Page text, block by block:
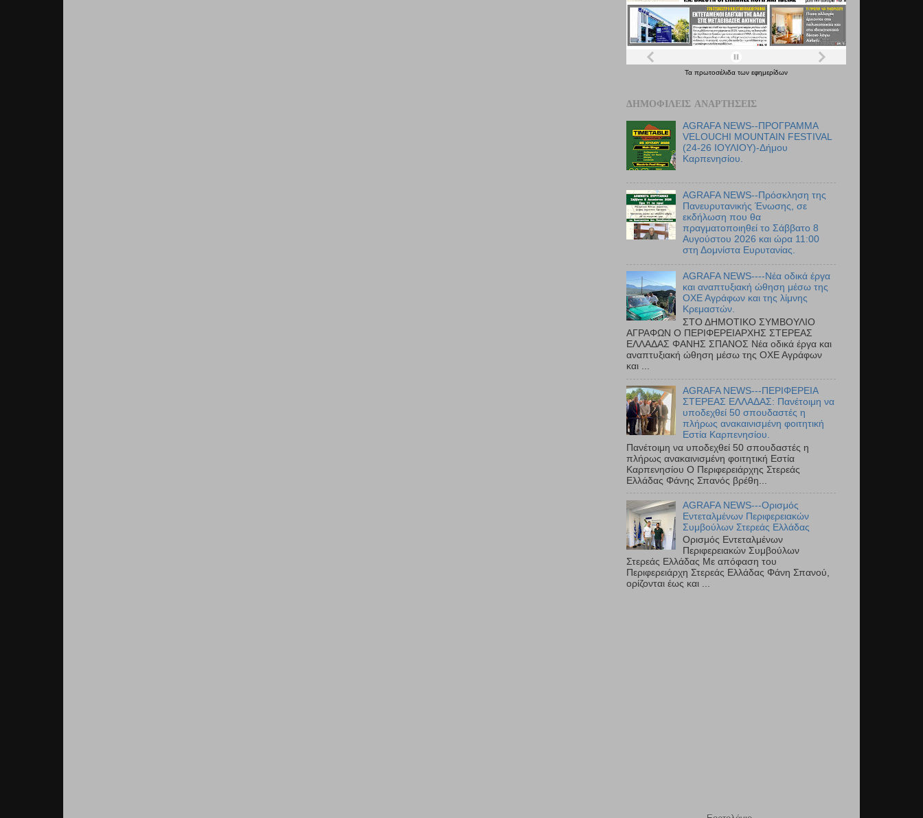
Τα πρωτοσέλιδα των εφημερίδων
ΔΗΜΟΦΙΛΕΊΣ ΑΝΑΡΤΉΣΕΙΣ
AGRAFA NEWS--ΠΡΟΓΡΑΜΜΑ
VELOUCHI MOUNTAIN FESTIVAL
(24-26 ΙΟΥΛΙΟΥ)-Δήμου
Καρπενησίου.
AGRAFA NEWS--Πρόσκληση της
Πανευρυτανικής Ένωσης, σε
εκδήλωση που θα
πραγματοποιηθεί το Σάββατο 8
Αυγούστου 2026 και ώρα 11:00
στη Δομνίστα Ευρυτανίας.
AGRAFA NEWS----Νέα οδικά έργα
και αναπτυξιακή ώθηση μέσω της
ΟΧΕ Αγράφων και της λίμνης
Κρεμαστών.
ΣΤΟ ΔΗΜΟΤΙΚΟ ΣΥΜΒΟΥΛΙΟ
ΑΓΡΑΦΩΝ Ο ΠΕΡΙΦΕΡΕΙΑΡΧΗΣ ΣΤΕΡΕΑΣ
ΕΛΛΑΔΑΣ ΦΑΝΗΣ ΣΠΑΝΟΣ Νέα οδικά έργα και
αναπτυξιακή ώθηση μέσω της ΟΧΕ Αγράφων
και ...
AGRAFA NEWS---ΠΕΡΙΦΕΡΕΙΑ
ΣΤΕΡΕΑΣ ΕΛΛΑΔΑΣ: Πανέτοιμη να
υποδεχθεί 50 σπουδαστές η
πλήρως ανακαινισμένη φοιτητική
Εστία Καρπενησίου.
Πανέτοιμη να υποδεχθεί 50 σπουδαστές η
πλήρως ανακαινισμένη φοιτητική Εστία
Καρπενησίου Ο Περιφερειάρχης Στερεάς
Ελλάδας Φάνης Σπανός βρέθη...
AGRAFA NEWS---Ορισμός
Εντεταλμένων Περιφερειακών
Συμβούλων Στερεάς Ελλάδας
Ορισμός Εντεταλμένων
Περιφερειακών Συμβούλων
Στερεάς Ελλάδας Με απόφαση του
Περιφερειάρχη Στερεάς Ελλάδας Φάνη Σπανού,
ορίζονται έως και ...